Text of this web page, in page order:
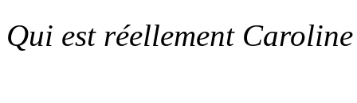
Qui est réellement